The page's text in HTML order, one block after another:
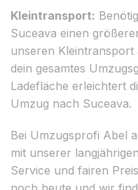
Kleintransport:
Suceava einen
unseren
dein gesamtes
Ladefläche erleichtert
Umzug nach Suceava.
Bei Umzugsprofi Abel
mit unserer
Service und fairen